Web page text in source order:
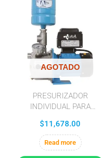
AGOTADO
PRESURIZADOR
INDIVIDUAL PARA
HIDROCONTROL DE 1.5
H.P A 230 V CON BOMBA
FIX15E/3230 Y VARIADOR
$11,678.00
Read more